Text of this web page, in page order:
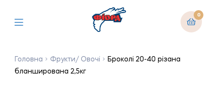
0
Головна Фрукти/ Овочі
Броколі 20-40 різана
бланширована 2,5кг